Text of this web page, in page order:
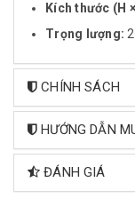
Kích thước (H
Trọng lượng:
CHÍNH SÁCH
HƯỚNG DẪN
ĐÁNH GIÁ